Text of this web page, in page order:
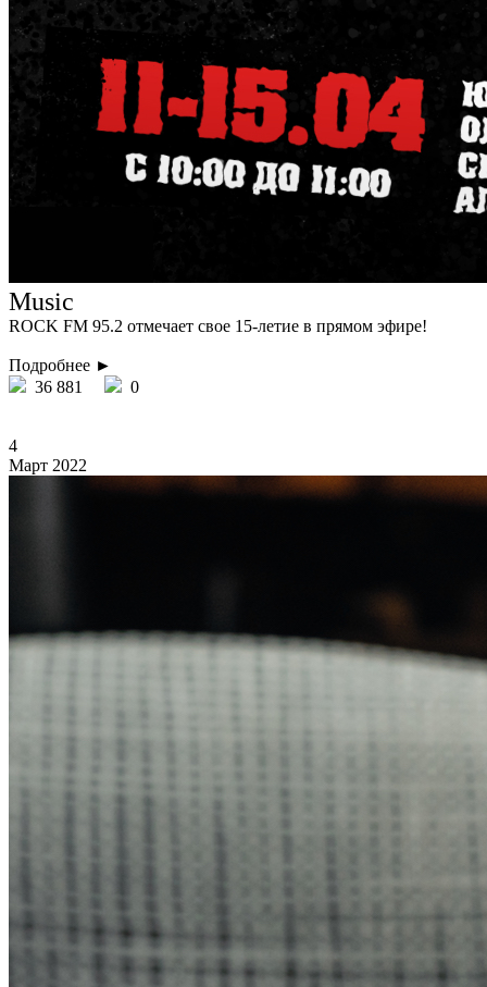
Music
ROCK FM 95.2 отмечает свое 15-летие в прямом эфире!
Подробнее ►
36 881
0
4
Март 2022